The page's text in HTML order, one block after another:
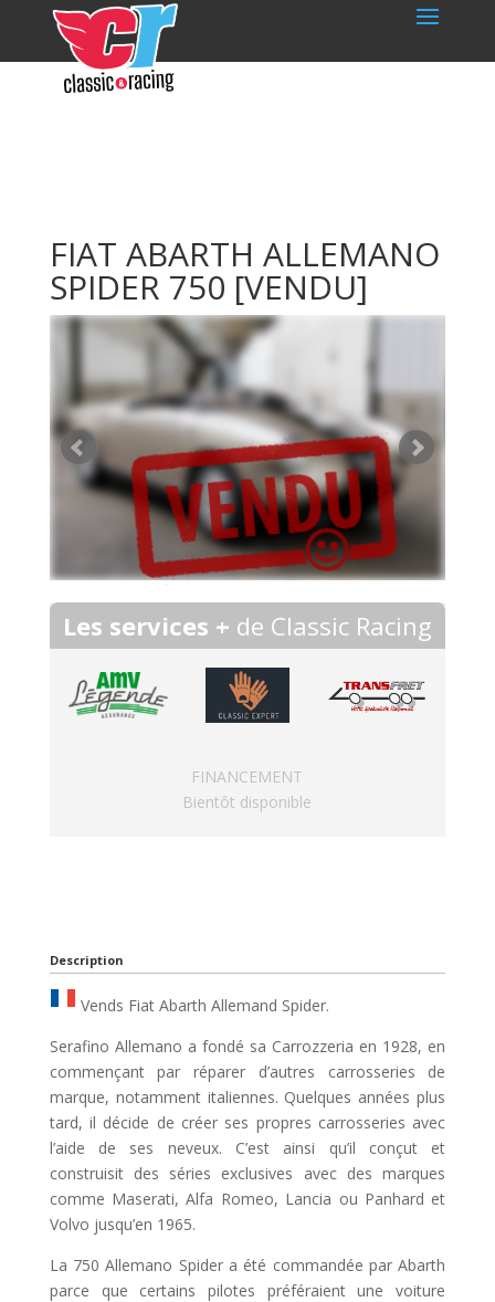
FIAT ABARTH ALLEMANO
SPIDER 750 [VENDU]
Les services + de Classic Racing
FINANCEMENT
Bientôt disponible
Description
Vends Fiat Abarth Allemand Spider.
Serafino Allemano a fondé sa Carrozzeria en 1928, en
commençant par réparer d’autres carrosseries de
marque, notamment italiennes. Quelques années plus
tard, il décide de créer ses propres carrosseries avec
l’aide de ses neveux. C’est ainsi qu’il conçut et
construisit des séries exclusives avec des marques
comme Maserati, Alfa Romeo, Lancia ou Panhard et
Volvo jusqu’en 1965.
La 750 Allemano Spider a été commandée par Abarth
parce que certains pilotes préféraient une voiture